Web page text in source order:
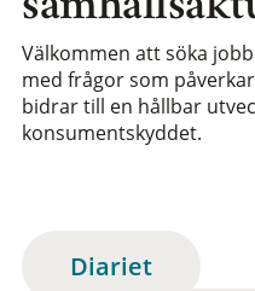
Välkommen att söka
med frågor som
bidrar till en hållbar
konsumentskyddet.
Diariet